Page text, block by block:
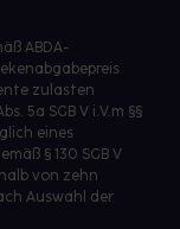
ABDA-
zulasten
5a SGB V i.V.m §§
eines
§ 130 SGB V
von zehn
Auswahl der